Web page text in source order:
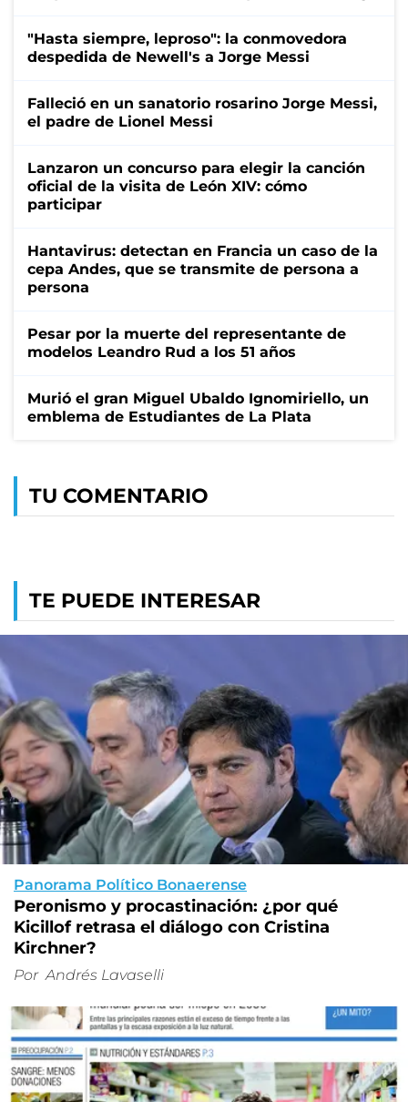
"Hasta siempre, leproso": la conmovedora
despedida de Newell's a Jorge Messi
Falleció en un sanatorio rosarino Jorge Messi,
el padre de Lionel Messi
Lanzaron un concurso para elegir la canción
oficial de la visita de León XIV: cómo
participar
Hantavirus: detectan en Francia un caso de la
cepa Andes, que se transmite de persona a
persona
Pesar por la muerte del representante de
modelos Leandro Rud a los 51 años
Murió el gran Miguel Ubaldo Ignomiriello, un
emblema de Estudiantes de La Plata
TU COMENTARIO
TE PUEDE INTERESAR
Panorama Político Bonaerense
Peronismo y procastinación: ¿por qué
Kicillof retrasa el diálogo con Cristina
Kirchner?
Por Andrés Lavaselli